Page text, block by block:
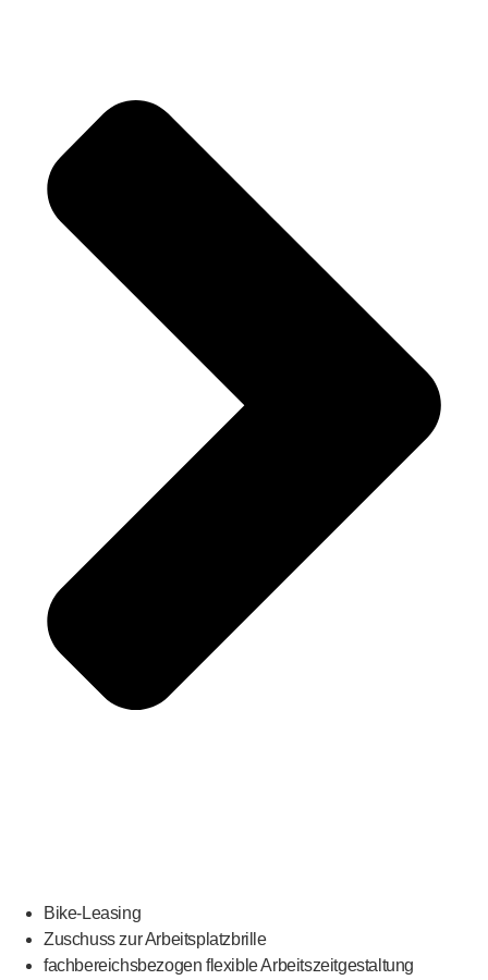
Bike-Leasing
Zuschuss zur Arbeitsplatzbrille
fachbereichsbezogen flexible Arbeitszeitgestaltung